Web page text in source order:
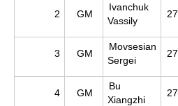
2 GM
Ivanchuk
Vassily
3 GM
Movsesian
Sergei
4 GM
Bu
Xiangzhi